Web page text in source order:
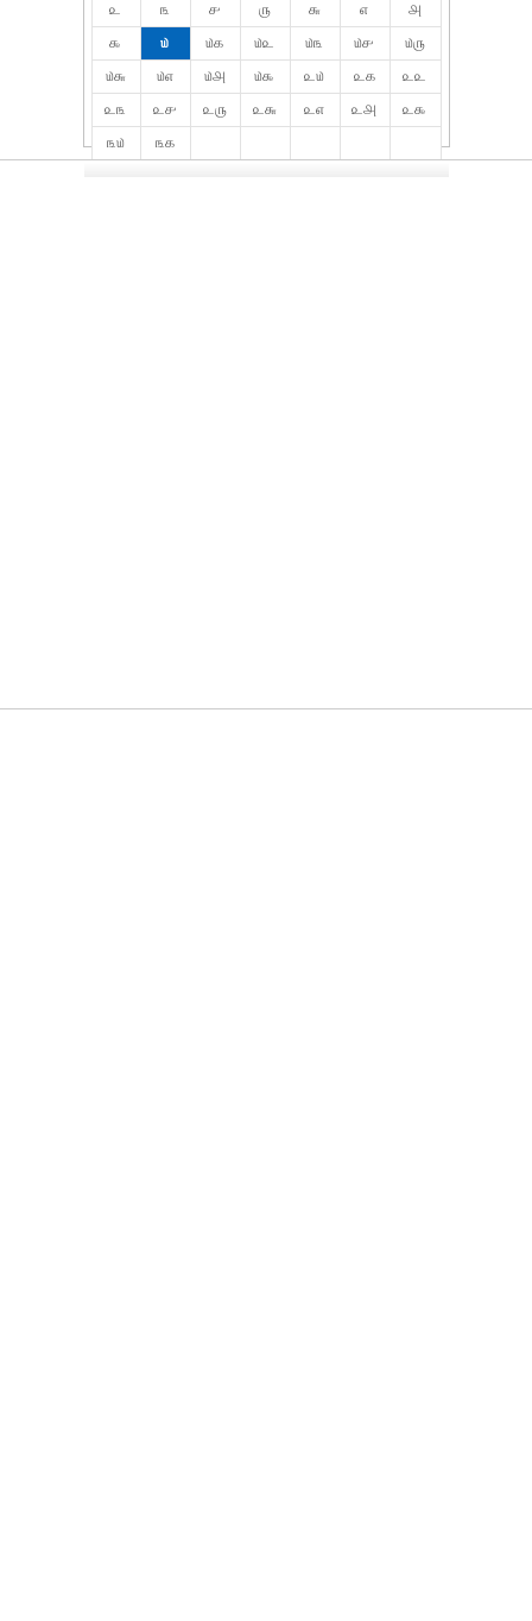
௨
௩ ௪ ௫ ௬ ௭
௮
௯
௰ ௰௧ ௰௨ ௰௩ ௰௪
௰௫
௰௬
௰௭ ௰௮ ௰௯ ௨௰ ௨௧
௨௨
௨௩
௨௪ ௨௫ ௨௬ ௨௭ ௨௮
௨௯
௩௰
௩௧